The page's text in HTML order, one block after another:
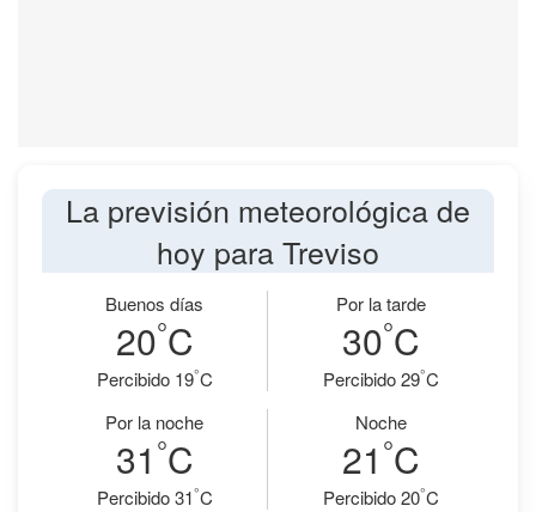
La previsión meteorológica de
hoy para Treviso
Buenos días
20°C
Percibido 19°C
Por la tarde
30°C
Percibido 29°C
Por la noche
31 °C
Percibido 31°C
Noche
21 °C
Percibido 20°C